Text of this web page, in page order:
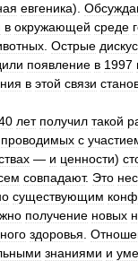
евгеника).
в окружающей среде
Острые
появление в 1997
в этой связи
лет получил такой
проводимых с
— и ценности)
совпадают. Это
существующим
получение новых
здоровья
знаниями и